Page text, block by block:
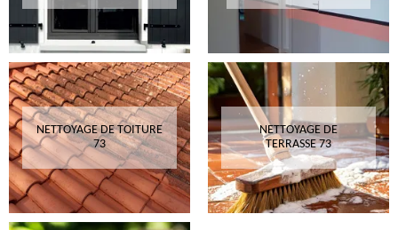
NETTOYAGE DE TOITURE
73
NETTOYAGE DE
TERRASSE 73